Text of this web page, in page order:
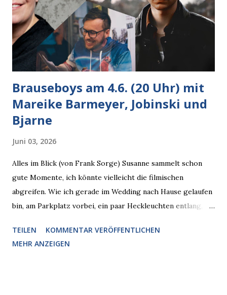
Brauseboys am 4.6. (20 Uhr) mit
Mareike Barmeyer, Jobinski und
Bjarne
Juni 03, 2026
Alles im Blick (von Frank Sorge) Susanne sammelt schon
gute Momente, ich könnte vielleicht die filmischen
abgreifen. Wie ich gerade im Wedding nach Hause gelaufen
bin, am Parkplatz vorbei, ein paar Heckleuchten entlang, als
den Blick kam, mit verlockend frisch leuchtenden
Pizzastücken. Von links pirschte sich eine Krähe an das
TEILEN
KOMMENTAR VERÖFFENTLICHEN
MEHR ANZEIGEN